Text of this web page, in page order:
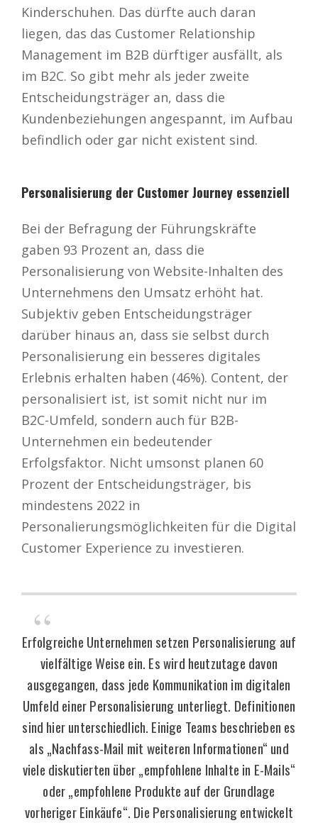
Kinderschuhen. Das dürfte auch daran
liegen, das das Customer Relationship
Management im B2B dürftiger ausfällt, als
im B2C. So gibt mehr als jeder zweite
Entscheidungsträger an, dass die
Kundenbeziehungen angespannt, im Aufbau
befindlich oder gar nicht existent sind.
Personalisierung der Customer Journey essenziell
Bei der Befragung der Führungskräfte
gaben 93 Prozent an, dass die
Personalisierung von Website-Inhalten des
Unternehmens den Umsatz erhöht hat.
Subjektiv geben Entscheidungsträger
darüber hinaus an, dass sie selbst durch
Personalisierung ein besseres digitales
Erlebnis erhalten haben (46%). Content, der
personalisiert ist, ist somit nicht nur im
B2C-Umfeld, sondern auch für B2B-
Unternehmen ein bedeutender
Erfolgsfaktor. Nicht umsonst planen 60
Prozent der Entscheidungsträger, bis
mindestens 2022 in
Personalierungsmöglichkeiten für die Digital
Customer Experience zu investieren.
Erfolgreiche Unternehmen setzen Personalisierung auf
vielfältige Weise ein. Es wird heutzutage davon
ausgegangen, dass jede Kommunikation im digitalen
Umfeld einer Personalisierung unterliegt. Definitionen
sind hier unterschiedlich. Einige Teams beschrieben es
als „Nachfass-Mail mit weiteren Informationen“ und
viele diskutierten über „empfohlene Inhalte in E-Mails“
oder „empfohlene Produkte auf der Grundlage
vorheriger Einkäufe“. Die Personalisierung entwickelt